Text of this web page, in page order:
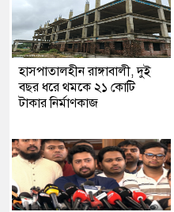
হাসপাতালহীন রাঙ্গাবালী, দুই
বছর ধরে থমকে ২১ কোটি
টাকার নির্মাণকাজ